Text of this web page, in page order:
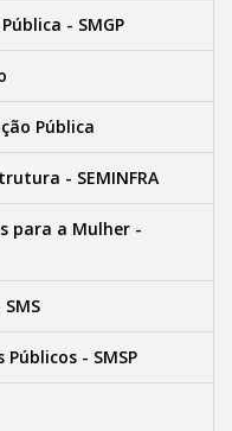
- SMGP
Pública
- SEMINFRA
para a Mulher -
- SMSP